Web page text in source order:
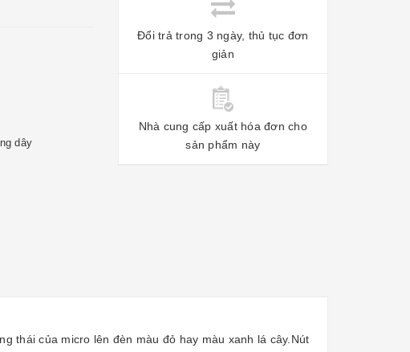
dây
Đổi trả trong 3 ngày, thủ tục đơn
giản
Nhà cung cấp xuất hóa đơn cho
sản phẩm này
thái của micro lên đèn màu đỏ hay màu xanh lá cây.Nút